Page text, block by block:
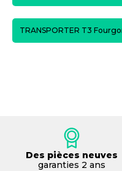
TRANSPORTER T3
Des pièces neuves
garanties 2 ans